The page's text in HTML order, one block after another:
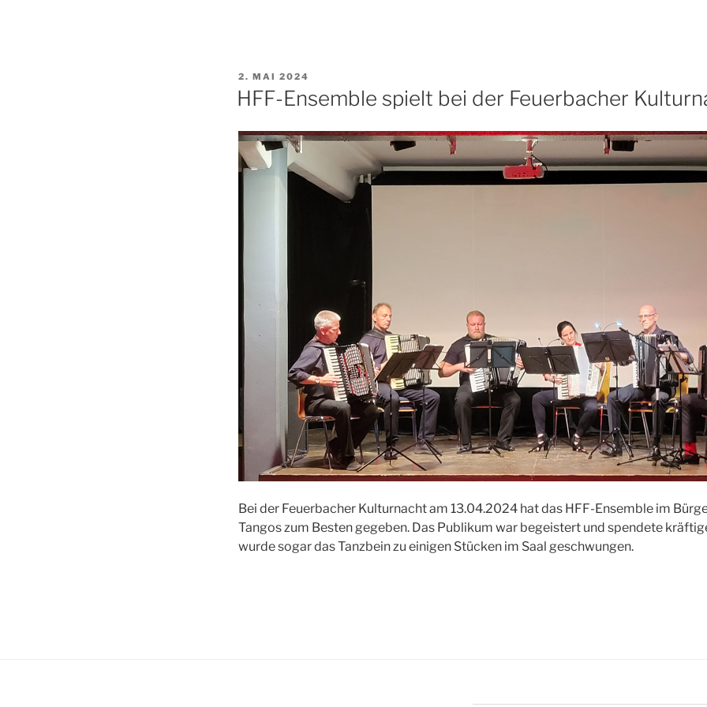
VERÖFFENTLICHT
AM
2. MAI 2024
HFF-Ensemble spielt bei der Feuerbacher
Bei der Feuerbacher Kulturnacht am 13.04.2024 hat das HFF-Ensemble im
Tangos zum Besten gegeben. Das Publikum war begeistert und spendete
wurde sogar das Tanzbein zu einigen Stücken im Saal geschwungen.